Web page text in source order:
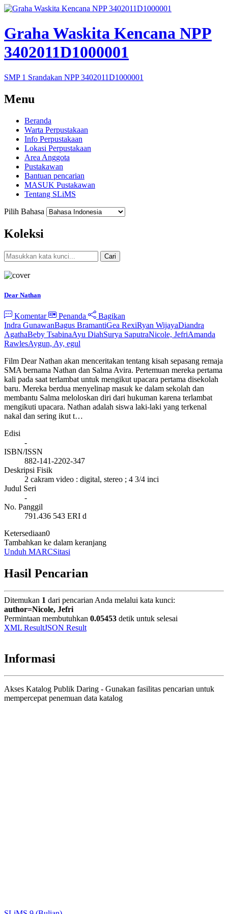
Graha Waskita Kencana NPP
3402011D1000001
SMP 1 Srandakan NPP 3402011D1000001
Menu
Beranda
Warta Perpustakaan
Info Perpustakaan
Lokasi Perpustakaan
Area Anggota
Pustakawan
Bantuan pencarian
MASUK Pustakawan
Tentang SLiMS
Pilih Bahasa
Koleksi
Cari
Dear Nathan
Komentar Penanda
Bagikan
Indra GunawanBagus BramantiGea RexiRyan WijayaDiandra
AgathaBeby TsabinaAyu DiahSurya SaputraNicole, JefriAmanda
RawlesAygun, Ay, egul
Film Dear Nathan akan menceritakan tentang kisah sepasang remaja
SMA bernama Nathan dan Salma Avira. Pertemuan mereka pertama
kali pada saat terlambat untuk mengikut upacara pertama disekolah
baru. Mereka berdua menyelinap masuk ke dalam sekolah dan
membantu Salma meloloskan diri dari hukuman karena terlambat
mengikuti upacara. Nathan adalah siswa laki-laki yang terkenal
nakal dan sering ikut t…
Edisi
-
ISBN/ISSN
882-141-2202-347
Deskripsi Fisik
2 cakram video : digital, stereo ; 4 3/4 inci
Judul Seri
-
No. Panggil
791.436 543 ERI d
Ketersediaan0
Tambahkan ke dalam keranjang
Unduh MARCSitasi
Hasil Pencarian
Ditemukan 1 dari pencarian Anda melalui kata kunci:
author=Nicole, Jefri
Permintaan membutuhkan 0.05453 detik untuk selesai
XML ResultJSON Result
Informasi
Akses Katalog Publik Daring - Gunakan fasilitas pencarian untuk
mempercepat penemuan data katalog